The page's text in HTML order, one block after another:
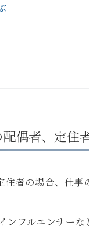
偶者、定住
者の場合、仕事
フルエンサーな